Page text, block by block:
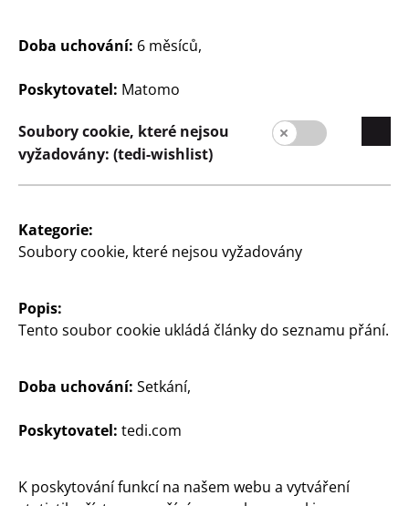
Expanze
Stálost
Kontakt
Vyhledávač pobočky
Kontakt
Doba uchování: 6 měsíců,
Poskytovatel: Matomo
Soubory cookie, které nejsou
vyžadovány: (tedi-wishlist)
Kategorie:
Soubory cookie, které nejsou vyžadovány
Popis:
Tento soubor cookie ukládá články do seznamu přání.
Doba uchování: Setkání,
Poskytovatel: tedi.com
K poskytování funkcí na našem webu a vytváření